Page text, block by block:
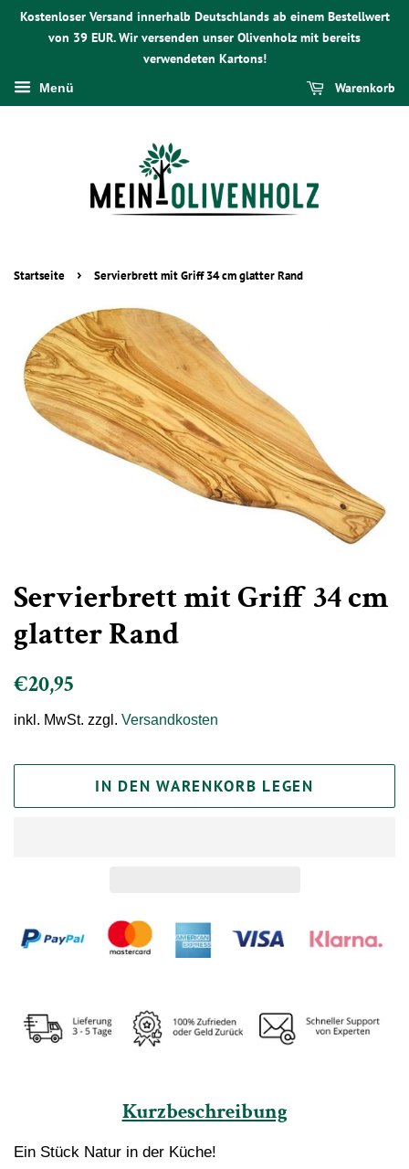
Kostenloser Versand innerhalb Deutschlands ab einem Bestellwert
von 39 EUR. Wir versenden unser Olivenholz mit bereits
verwendeten Kartons!
Menü Warenkorb
Startseite › Servierbrett mit Griff 34 cm glatter Rand
Servierbrett mit Griff 34 cm
glatter Rand
Normaler
€20,95
inkl. MwSt. zzgl. Versandkosten
IN DEN WARENKORB LEGEN
Kurzbeschreibung
Ein Stück Natur in der Küche!